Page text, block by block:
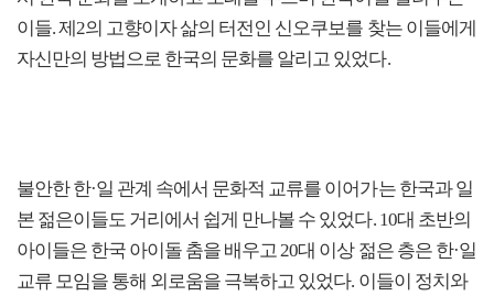
이들. 제2의 고향이자 삶의 터전인 신오쿠보를 찾는 이들에게
자신만의 방법으로 한국의 문화를 알리고 있었다.
불안한 한·일 관계 속에서 문화적 교류를 이어가는 한국과 일
본 젊은이들도 거리에서 쉽게 만나볼 수 있었다. 10대 초반의
아이들은 한국 아이돌 춤을 배우고 20대 이상 젊은 층은 한·일
교류 모임을 통해 외로움을 극복하고 있었다. 이들이 정치와